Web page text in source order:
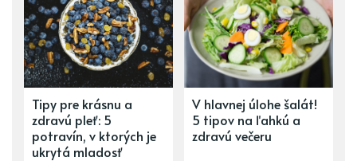
Tipy pre krásnu a
zdravú pleť: 5
potravín, v ktorých je
ukrytá mladosť
V hlavnej úlohe šalát!
5 tipov na ľahkú a
zdravú večeru